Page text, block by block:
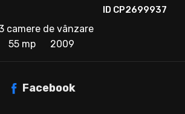
ID CP2699937
camere de vânzare
55 mp 2009
Facebook